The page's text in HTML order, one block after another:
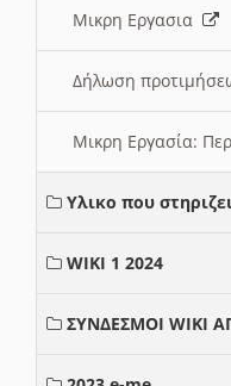
Μικρη Εργασια
Δήλωση
Μικρη Εργασία:
Υλικο που
WIKI 1 2024
ΣΥΝΔΕΣΜΟΙ WIKI